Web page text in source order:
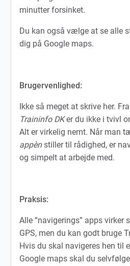
minutter forsinket.
Du kan også vælge at se alle
dig på Google maps.
Brugervenlighed:
Ikke så meget at skrive her.
Traininfo DKer du ikke i tvivl
Alt er virkelig nemt. Når man
appènstiller til rådighed, er
og simpelt at arbejde med.
Praksis:
Alle “navigerings” apps virker
GPS, men du kan godt bruge
Hvis du skal navigeres hen til
Google maps skal du